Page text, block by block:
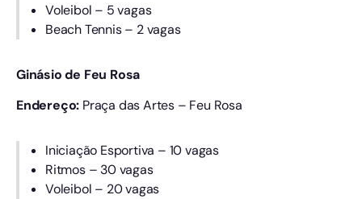
Voleibol – 5 vagas
Beach Tennis – 2 vagas
Ginásio de Feu Rosa
Endereço: Praça das Artes – Feu Rosa
Iniciação Esportiva – 10 vagas
Ritmos – 30 vagas
Voleibol – 20 vagas